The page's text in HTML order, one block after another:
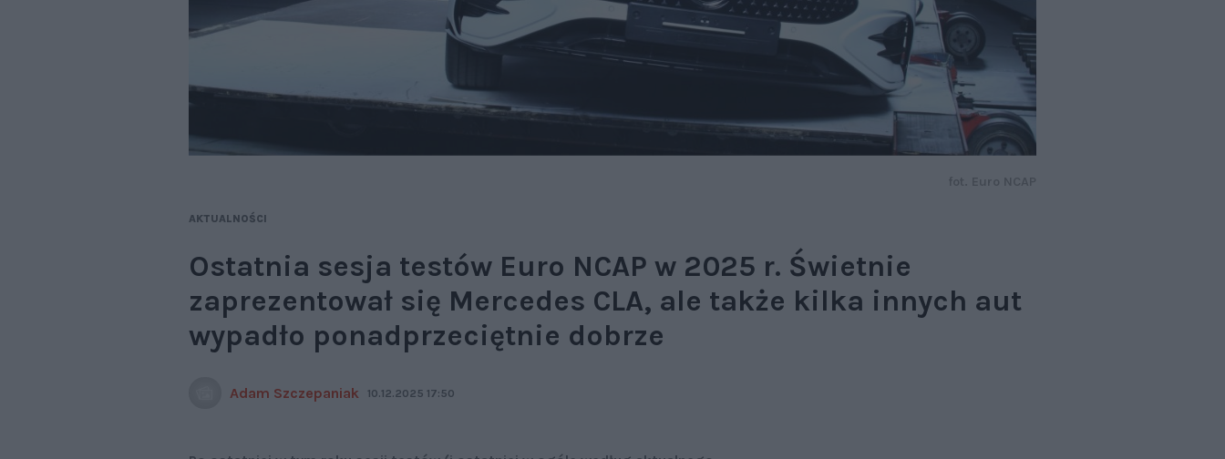
AKTUALNOŚCI
Ostatnia sesja testów Euro NCAP w 2025 r. Świetnie
zaprezentował się Mercedes CLA, ale także kilka innych aut
wypadło ponadprzeciętnie dobrze
Adam Szczepaniak 10.12.2025 17:50